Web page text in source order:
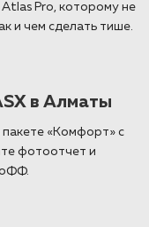
Pro, которому не
и чем сделать тише.
в Алматы
пакете «Комфорт» с
фотоотчет и